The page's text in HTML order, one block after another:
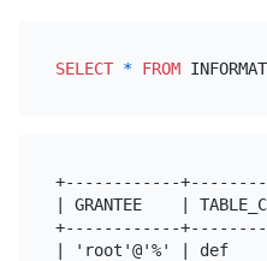
SELECT * FROM
+------------
| GRANTEE    |
+------------
| 'root'@'%' |